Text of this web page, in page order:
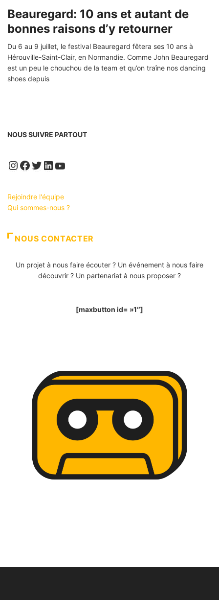
Beauregard: 10 ans et autant de
bonnes raisons d’y retourner
Du 6 au 9 juillet, le festival Beauregard fêtera ses 10 ans à
Hérouville-Saint-Clair, en Normandie. Comme John Beauregard
est un peu le chouchou de la team et qu’on traîne nos dancing
shoes depuis
NOUS SUIVRE PARTOUT
Instagram
Facebook
Twitter
LinkedIn
YouTube
Rejoindre l'équipe
Qui sommes-nous ?
NOUS CONTACTER
Un projet à nous faire écouter ? Un événement à nous faire
découvrir ? Un partenariat à nous proposer ?
[maxbutton id= »1″]